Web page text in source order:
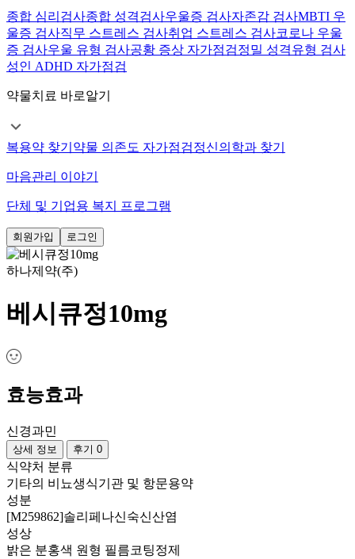
종합 심리검사종합 성격검사우울증 검사자존감 검사MBTI 우
울증 검사직무 스트레스 검사취업 스트레스 검사코로나 우울
증 검사우울 유형 검사공황 증상 자가점검정밀 성격유형 검사
성인 ADHD 자가점검
약물치료 바로알기
복용약 찾기 약물 의존도 자가점검정신의학과 찾기
마음관리 이야기
단체 및 기업용 복지 프로그램
회원가입 로그인
하나제약(주)
베시큐정10mg
효능효과
신경과민
상세 정보 후기 0
식약처 분류
기타의 비뇨생식기관 및 항문용약
성분
[M259862]솔리페나신숙신산염
성상
밝은 분홍색 원형 필름코팅정제